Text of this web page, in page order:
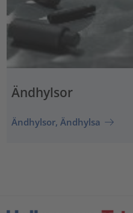
Ändhylsor
Ändhylsor, Ändhylsa